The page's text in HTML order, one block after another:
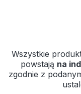
Wszystkie
powstają na
zgodnie z